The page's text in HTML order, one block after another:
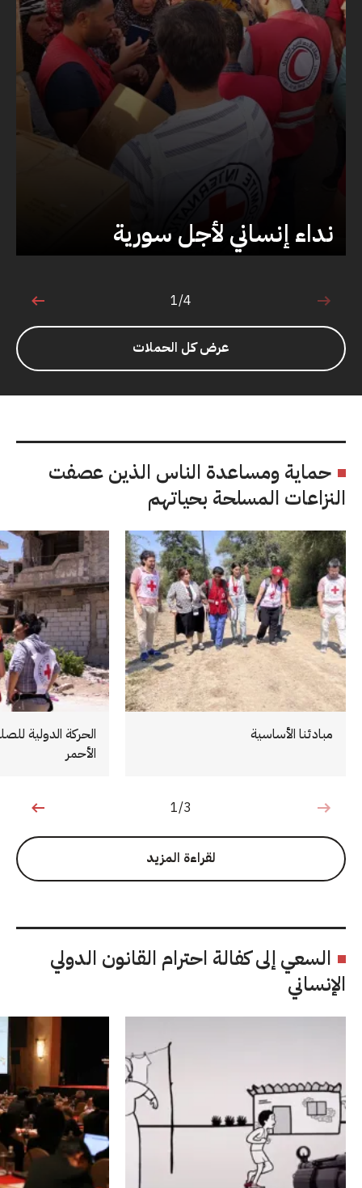
نداء إنساني لأجل سورية
1 من 4
1/4
عرض كل الحملات
حماية ومساعدة الناس الذين عصفت
النزاعات المسلحة بحياتهم
مبادئنا الأساسية
الحركة الدولية
الأحمر
1 من 3
1/3
لقراءة المزيد
السعي إلى كفالة احترام القانون الدولي
الإنساني